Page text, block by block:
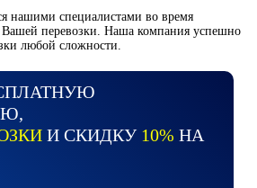
нашими специалистами во время
Вашей перевозки. Наша компания успешно
любой сложности.
И СКИДКУ 10% НА